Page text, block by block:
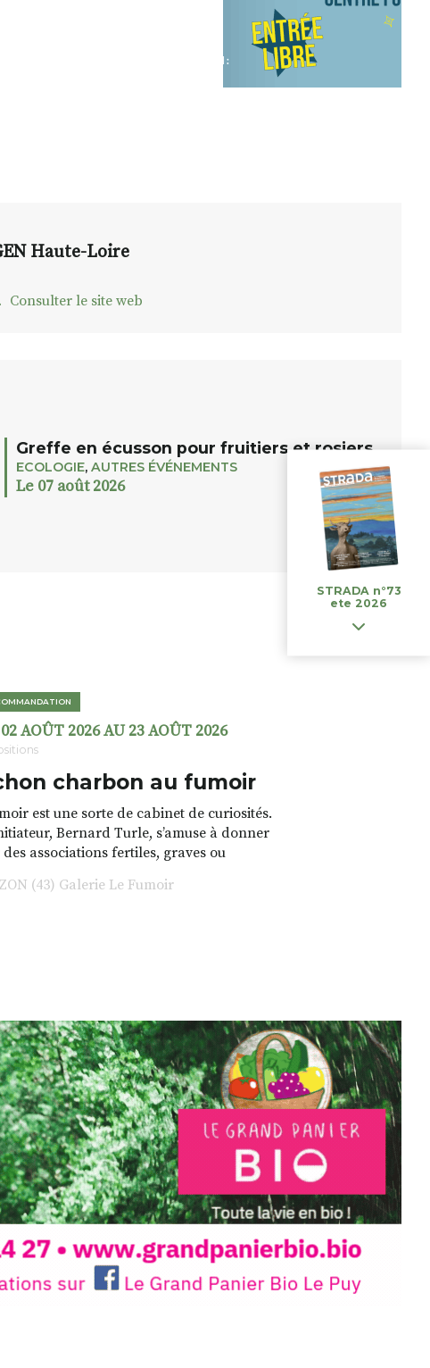
Haute-Loire
Consulter le site web
Greffe en écusson pour fruitiers et rosiers
ECOLOGIE, AUTRES ÉVÉNEMENTS
Le 07 août 2026
AOÛT 2026 AU 23 AOÛT 2026
charbon au fumoir
est une sorte de cabinet de curiosités.
Bernard Turle, s’amuse à donner
associations fertiles, graves ou
parfois fumeuses. Des oeuvres
font. liens avec les histoires un peu
en off du festival d’Auzon, cette
temporaire vous livre une
de plus d’aller faire un tour dans la cité
du Brivadois cet été.
INTERVIEW
(43) Galerie Le Fumoir
STRADA n°73
ete 2026